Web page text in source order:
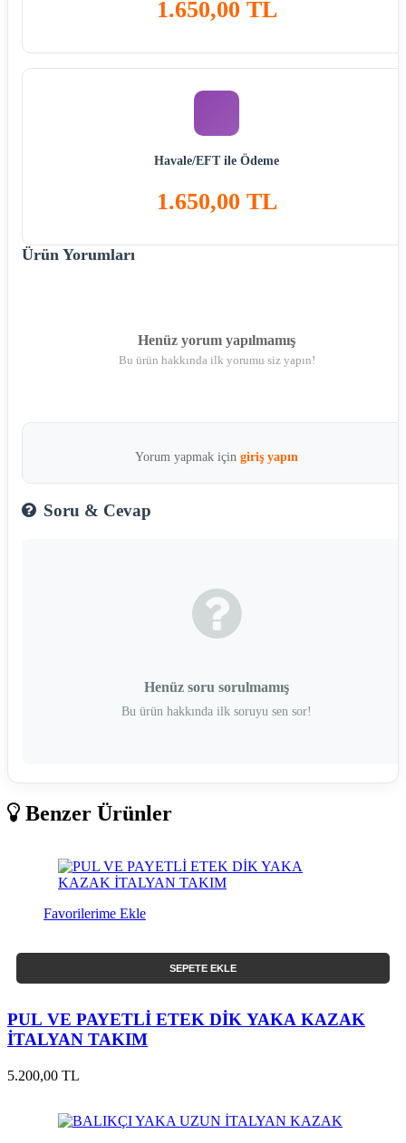
1.650,00 TL
Havale/EFT ile Ödeme
1.650,00 TL
Ürün Yorumları
Henüz yorum yapılmamış
Bu ürün hakkında ilk yorumu siz yapın!
Yorum yapmak için giriş yapın
Soru & Cevap
Henüz soru sorulmamış
Bu ürün hakkında ilk soruyu sen sor!
Benzer Ürünler
Favorilerime Ekle
SEPETE EKLE
PUL VE PAYETLİ ETEK DİK YAKA KAZAK
İTALYAN TAKIM
5.200,00 TL